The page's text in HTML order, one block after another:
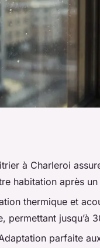
à Charleroi
habitation après
thermique et
jusqu’à
parfaite